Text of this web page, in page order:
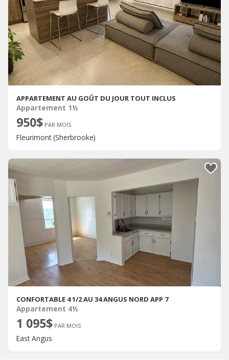
APPARTEMENT AU GOÛT DU JOUR TOUT INCLUS
Appartement 1½
950$ PAR MOIS
Fleurimont (Sherbrooke)
CONFORTABLE 4 1/2 AU 34 ANGUS NORD APP 7
Appartement 4½
1 095$ PAR MOIS
East Angus